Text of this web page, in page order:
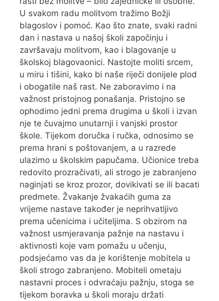
U svakom radu molitvom tražimo Božji
blagoslov i pomoć. Kao što znate, svaki radni
dan i nastava u našoj školi započinju i
završavaju molitvom, kao i blagovanje u
školskoj blagovaonici. Nastojte moliti srcem,
u miru i tišini, kako bi naše riječi donijele plod
i obogatile naš rast. Ne zaboravimo i na
važnost pristojnog ponašanja. Pristojno se
ophodimo jedni prema drugima u školi i izvan
nje te čuvajmo unutarnji i vanjski prostor
škole. Tijekom doručka i ručka, odnosimo se
prema hrani s poštovanjem, a u razrede
ulazimo u školskim papučama. Učionice treba
redovito prozračivati, ali strogo je zabranjeno
naginjati se kroz prozor, dovikivati se ili bacati
predmete. Žvakanje žvakaćih guma za
vrijeme nastave također je neprihvatljivo
prema učenicima i učiteljima. S obzirom na
važnost usmjeravanja pažnje na nastavu i
aktivnosti koje vam pomažu u učenju,
podsjećamo vas da je korištenje mobitela u
školi strogo zabranjeno. Mobiteli ometaju
nastavni proces i odvraćaju pažnju, stoga se
tijekom boravka u školi moraju držati